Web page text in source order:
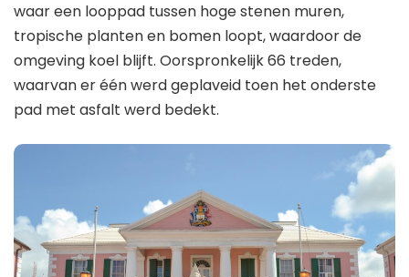
waar een looppad tussen hoge stenen muren,
tropische planten en bomen loopt, waardoor de
omgeving koel blijft. Oorspronkelijk 66 treden,
waarvan er één werd geplaveid toen het onderste
pad met asfalt werd bedekt.